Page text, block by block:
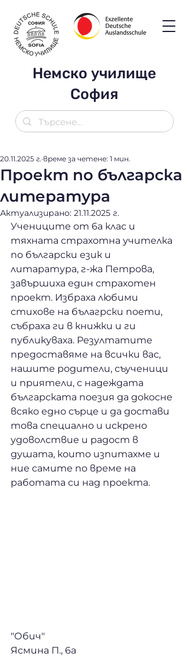
Немско училище
София
Проект по българска
литература
20.11.2025 г. време за четене: 1 мин.
Актуализирано: 21.11.2025 г.
Учениците от 6а клас и
тяхната страхотна учителка
по български език и
литаратура, г-жа Петрова,
завършиха един страхотен
проект. Избраха любими
стихове на бълагрски поети,
събраха ги в книжки и ги
публикуваха. Резултатите
предоставяме на всички вас,
нашите родители, съученици
и приятели, с надеждата
българската поезия да докосне
всяко едно сърце и да достави
това специално и искрено
удоволствие и радост в
душата, които изпитахме и
ние самите по време на
работата си над проекта.
"Обич"
Ясмина П., 6а